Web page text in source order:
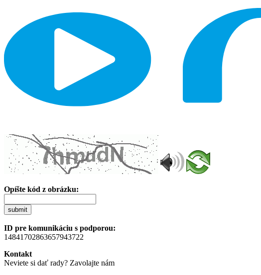
Opíšte kód z obrázku:
submit
ID pre komunikáciu s podporou:
14841702863657943722
Kontakt
Neviete si dať rady? Zavolajte nám